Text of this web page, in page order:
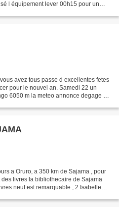
l équipement lever 00h15 pour un
avez tous passe d excellentes fetes
pour le nouvel an. Samedi 22 un
6050 m la meteo annonce degage et
a Oruro, a 350 km de Sajama , pour
livres la bibliothecaire de Sajama
neuf est remarquable , 2 Isabelle